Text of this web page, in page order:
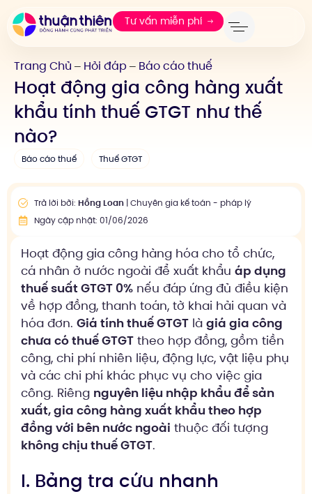
Tư vấn miễn phí
Trang Chủ — Hỏi đáp — Báo cáo thuế
Hoạt động gia công hàng xuất
khẩu tính thuế GTGT như thế
nào?
Báo cáo thuế Thuế GTGT
Trả lời bởi: Hồng Loan| Chuyên gia kế toán - pháp lý
Ngày cập nhật: 01/06/2026
Hoạt động gia công hàng hóa cho tổ chức,
cá nhân ở nước ngoài để xuất khẩu áp dụng
thuế suất GTGT 0% nếu đáp ứng đủ điều kiện
về hợp đồng, thanh toán, tờ khai hải quan và
hóa đơn. Giá tính thuế GTGT là giá gia công
chưa có thuế GTGT theo hợp đồng, gồm tiền
công, chi phí nhiên liệu, động lực, vật liệu phụ
và các chi phí khác phục vụ cho việc gia
công. Riêng nguyên liệu nhập khẩu để sản
xuất, gia công hàng xuất khẩu theo hợp
đồng với bên nước ngoài thuộc đối tượng
không chịu thuế GTGT.
I. Bảng tra cứu nhanh